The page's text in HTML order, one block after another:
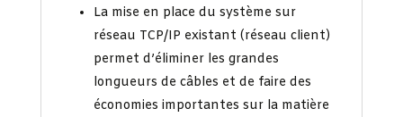
La mise en place du système sur
réseau TCP/IP existant (réseau client)
permet d’éliminer les grandes
longueurs de câbles et de faire des
économies importantes sur la matière